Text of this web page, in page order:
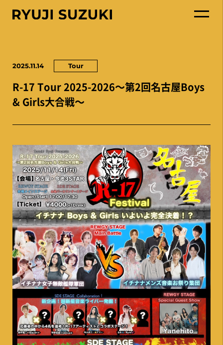
2025.11.14 Tour
R-17 Tour 2025-2026〜第2回名古屋Boys
& Girls大合戦〜